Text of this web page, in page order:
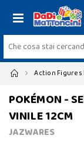
Action Figures
POKÉMON -
VINILE 12CM
JAZWARES